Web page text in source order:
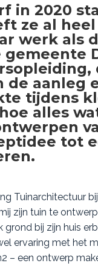
in 2020
ze al
werk als
de aanleg
tijdens
alles
tot
Tuinarchitectuur
zijn tuin te
bij zijn huis
ervaring met het
– een ontwerp